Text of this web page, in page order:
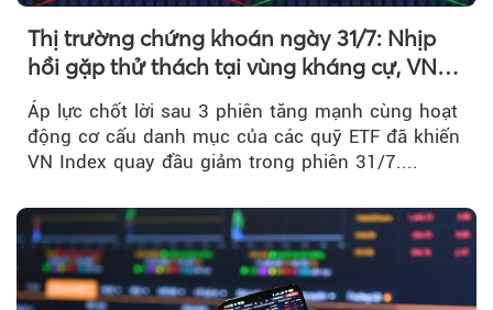
Thị trường chứng khoán ngày 31/7: Nhịp
hồi gặp thử thách tại vùng kháng cự, VN
Index giảm gần 9 điểm trong phiên cuối...
Áp lực chốt lời sau 3 phiên tăng mạnh cùng hoạt
động cơ cấu danh mục của các quỹ ETF đã khiến
VN Index quay đầu giảm trong phiên 31/7....